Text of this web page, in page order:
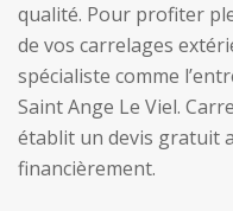
qualité. Pour profiter
de vos carrelages
spécialiste comme
Saint Ange Le Viel.
établit un devis gratuit
financièrement.